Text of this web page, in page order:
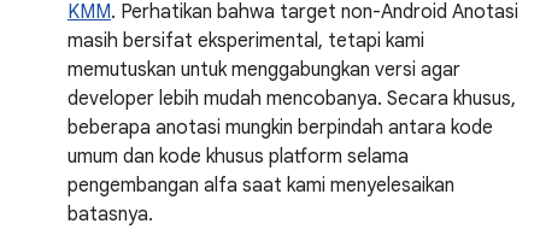
KMM. Perhatikan bahwa target non-Android Anotasi
masih bersifat eksperimental, tetapi kami
memutuskan untuk menggabungkan versi agar
developer lebih mudah mencobanya. Secara khusus,
beberapa anotasi mungkin berpindah antara kode
umum dan kode khusus platform selama
pengembangan alfa saat kami menyelesaikan
batasnya.